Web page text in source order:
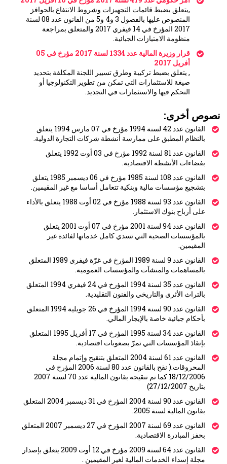
,يتعلق بضبط قائمات التجهيزات وشروط الانتفاع بالحوافز
المنصوص عليها بالفصول 3 و4 و5 من القانون عدد 08 لسنة
2017 المؤرخ في 14 فيفري 2017 والمتعلق بمراجعة
منظومة الامتيازات الجبائية.
قرار وزيرة المالية عدد 1334 لسنة 2017 مؤرخ في 05
أفريل 2017
, يتعلق بضبط تركيبة وطرق تسيير اللجنة المكلفة بتحديد
صيغة للاستثمارات التي تمكن من تطوير التكنولوجيا أو
التحكم فيها والاستثمارات في التجديد.
نصوص أخرى:
القانون عدد 42 لسنة 1994 مؤرخ في 07 مارس 1994 يتعلق
بالنظام المطبق على ممارسة أنشطة شركات التجارة الدولية.
القانون عدد 81 لسنة 1992 مؤرخ في 03 أوت 1992 يتعلق
بفضاءات الأنشطة الاقتصادية.
القانون عدد 108 لسنة 1985 مؤرخ في 06 ديسمبر 1985 يتعلق
بتشجيع مؤسسات مالية وبنكية تتعامل أساسا مع غير المقيمين.
القانون عدد 93 لسنة 1988 مؤرخ في 02 أوت 1988 يتعلق بالأداء
على أرباح بنوك الاستثمار.
القانون عدد 94 لسنة 2001 مؤرخ في 07 أوت 2001 يتعلق
بالمؤسسات الصحية التي تسدي كامل خدماتها لفائدة غير
المقيمين.
القانون عدد 9 لسنة 1989 المؤرخ في غرّة فيفري 1989 المتعلق
بالمساهمات والمنشآت والمؤسسات العمومية.
القانون عدد 35 لسنة 1994 المؤرخ في 24 فيفري 1994 المتعلق
بالتراث الأثري والتاريخي والفنون التقليدية.
القانون عدد 90 لسنة 1994 المؤرخ في 26 جويلية 1994 المتعلق
بأحكام جبائية خاصة بالإيجار المالي.
القانون عدد 34 لسنة 1995 المؤرخ في 17 أفريل 1995 المتعلق
بإنقاذ المؤسسات التي تمرّ بصعوبات اقتصادية.
القانون عدد 61 لسنة 2004 المتعلق بتنقيح وإتمام مجلة
المحروقات.( نقح بالقانون عدد 80 لسنة 2006 المؤرخ في
18/12/2006 كما تم تنقيحه بقانون المالية عدد 70 لسنة 2007
بتاريخ 27/12/2007)
القانون عدد 90 لسنة 2004 المؤرخ في 31 ديسمبر 2004 المتعلق
بقانون المالية لسنة 2005.
القانون عدد 69 لسنة 2007 المؤرخ في 27 ديسمبر 2007 المتعلق
بحفز المبادرة الاقتصادية.
القانون عدد 64 لسنة 2009 مؤرخ في 12 أوت 2009 يتعلق بإصدار
مجلة إسداء الخدمات المالية لغير المقيمين .